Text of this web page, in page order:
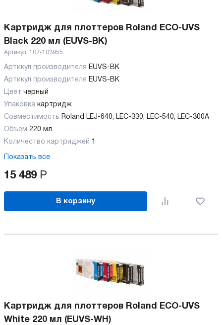
Картридж для плоттеров Roland ECO-UVS
Black 220 мл (EUVS-BK)
Артикул: 107-103955
Артикул производителя
EUVS-BK
Артикул производителя
EUVS-BK
Цвет черный
Упаковка картридж
Совместимость Roland LEJ-640, LEC-330, LEC-540, LEC-300А
Объем 220 мл
Количество картриджей
1
Показать все
15 489 Р
В корзину
Картридж для плоттеров Roland ECO-UVS
White 220 мл (EUVS-WH)